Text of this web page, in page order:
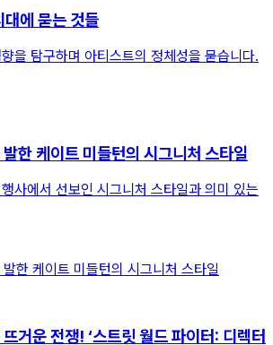
에 묻는 것들
을 탐구하며 아티스트의 정체성을 묻습니다.
한 케이트 미들턴의 시그니처 스타일
사에서 선보인 시그니처 스타일과 의미 있는
거운 전쟁! ‘스트릿 월드 파이터: 디렉터